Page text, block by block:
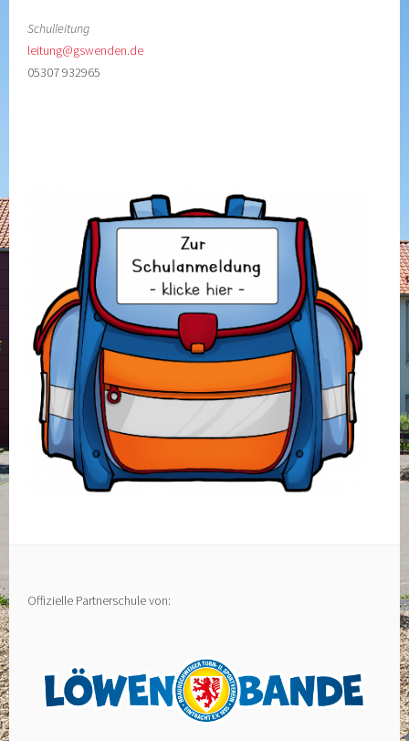
Schulleitung
leitung@gswenden.de
05307 932965
Offizielle Partnerschule von: